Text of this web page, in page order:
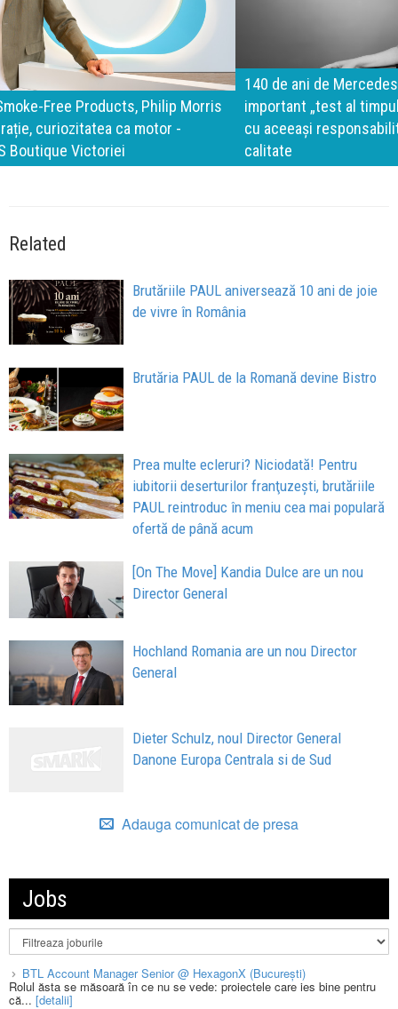
140 de ani de Mercedes-Benz. Ramona Pîrlog: Cel mai
important „test al timpului” este să inovăm constant, dar
cu aceeași responsabilitate față de oameni, siguranță și
calitate
Related
Brutăriile PAUL aniversează 10 ani de joie
de vivre în România
Brutăria PAUL de la Romană devine Bistro
Prea multe ecleruri? Niciodată! Pentru
iubitorii deserturilor franţuzeşti, brutăriile
PAUL reintroduc în meniu cea mai populară
ofertă de până acum
[On The Move] Kandia Dulce are un nou
Director General
Hochland Romania are un nou Director
General
Dieter Schulz, noul Director General
Danone Europa Centrala si de Sud
Adauga comunicat de presa
Jobs
BTL Account Manager Senior @ HexagonX (București)
Rolul ăsta se măsoară în ce nu se vede: proiectele care ies bine pentru
că... [detalii]